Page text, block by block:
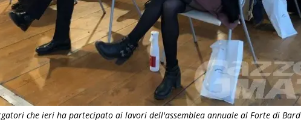
che ieri ha partecipato ai lavori dell'assemblea annuale al Forte di Bard